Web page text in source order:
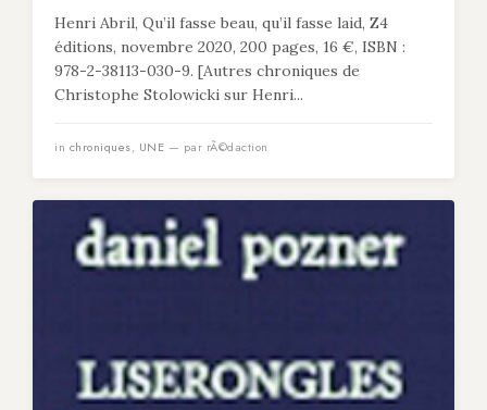
Henri Abril, Qu’il fasse beau, qu’il fasse laid, Z4
éditions, novembre 2020, 200 pages, 16 €, ISBN :
978-2-38113-030-9. [Autres chroniques de
Christophe Stolowicki sur Henri...
in chroniques, UNE — par rÃ©daction